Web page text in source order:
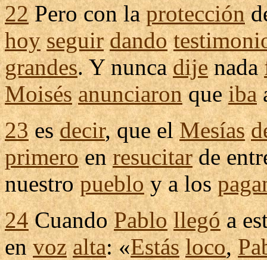
22Pero con laprotección
hoy seguir dando
grandes. Y nuncadijenada
Moisés anunciaronqueiba
23esdecir, que elMesías
primeroenresucitarde
nuestropuebloy a los
24CuandoPablo llegóa
envoz alta: «Estás loco,